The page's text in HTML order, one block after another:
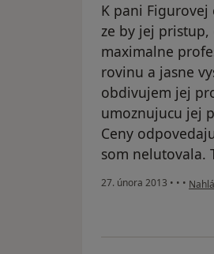
K pani Figurovej
ze by jej pristup,
maximalne
rovinu a jasne
obdivujem jej
umoznujucu jej
Ceny
som nelutovala.
27. února 2013 • • •